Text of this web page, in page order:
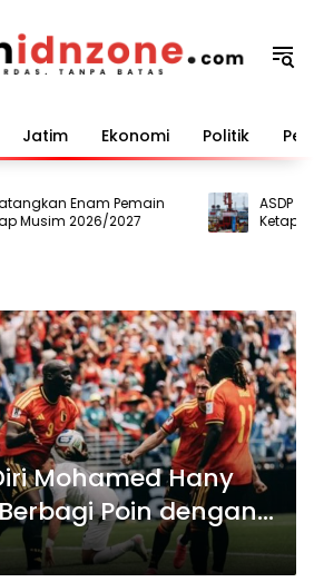
Jatim Ekonomi Politik
Enam Pemain
2026/2027
ASDP
Perkuat
Mohamed Hany
Poin dengan